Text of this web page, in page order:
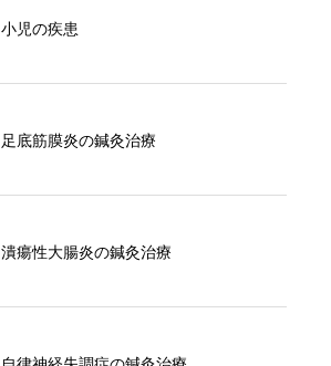
小児の疾患
足底筋膜炎の鍼灸治療
潰瘍性大腸炎の鍼灸治療